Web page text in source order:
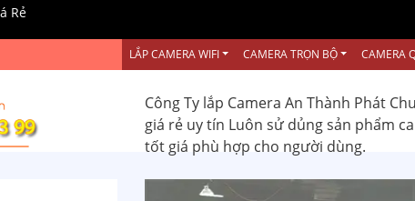
Rẻ
LẮP CAMERA WIFI CAMERA TRỌN BỘ CAMERA
Công Ty lắp Camera An Thành Phát
giá rẻ uy tín Luôn sử dủng sản phẩm
tốt giá phù hợp cho người dùng.